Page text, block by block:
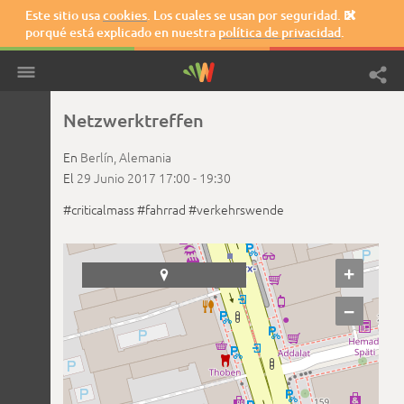
Este sitio usacookies. Los cuales se usan por seguridad. El
porqué está explicado en nuestra política de privacidad.

Netzwerktreffen
En Berlín, Alemania
El 29 Junio 2017 17:00 - 19:30
#criticalmass#fahrrad #verkehrswende

+
−